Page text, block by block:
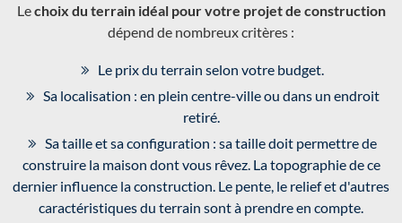
Lechoix du terrain idéal pour votre projet de construction
dépend de nombreux critères :
Le prix du terrain selon votre budget.
Sa localisation : en plein centre-ville ou dans un endroit
retiré.
Sa taille et sa configuration : sa taille doit permettre de
construire la maison dont vous rêvez. La topographie de ce
dernier influence la construction. Le pente, le relief et d'autres
caractéristiques du terrain sont à prendre en compte.